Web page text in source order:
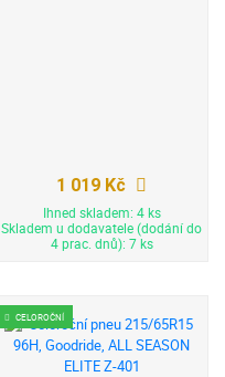
1 019 Kč
Ihned skladem: 4 ks
Skladem u dodavatele (dodání do
4 prac. dnů): 7 ks
CELOROČNÍ